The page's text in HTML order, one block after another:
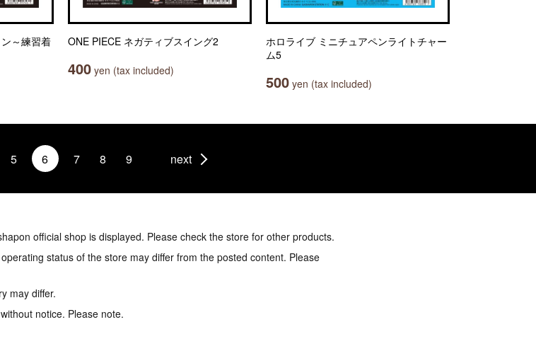
～練習着
ONE PIECE ネガティブスイング2
400 yen (tax included)
ホロライブ ミニチュアペンライトチャー
ム5
500 yen (tax included)
5 6 7 8 9 next
official shop is displayed. Please check the store for other products.
status of the store may differ from the posted content. Please
may differ.
notice. Please note.